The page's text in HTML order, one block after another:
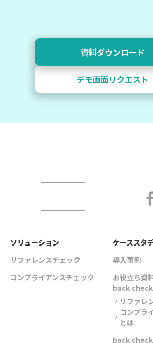
デモ画面リクエスト
資料ダウンロード
ソリューション
リファレンスチェック
コンプライアンスチェック
ケーススタ
導入事例
お役立ち資
back
chevron_right リファレ
chevron_right
コンプラ
とは
back